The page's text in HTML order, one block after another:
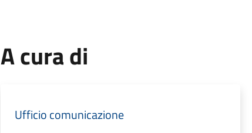
A cura di
Ufficio comunicazione